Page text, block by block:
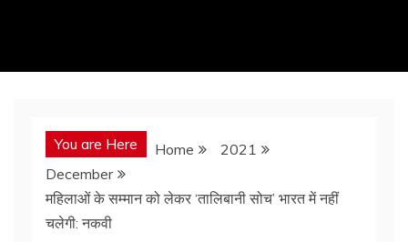
You are Here Home
2021
December
महिलाओं के सम्मान को लेकर ‘तालिबानी सोच’ भारत में नहीं
चलेगी: नकवी